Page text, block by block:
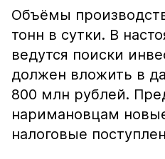
Объёмы
тонн в сутки. В
ведутся поиски
должен вложить в
800 млн рублей.
наримановцам
налоговые